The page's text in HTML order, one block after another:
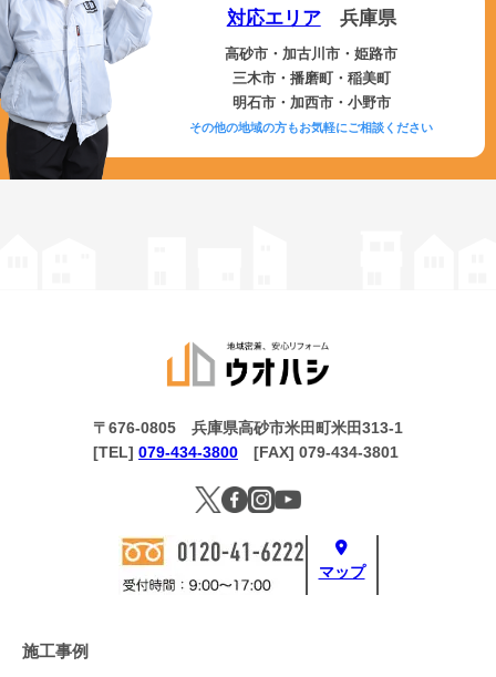
対応エリア兵庫県
高砂市・加古川市・姫路市
三木市・播磨町・稲美町
明石市・加西市・小野市
その他の地域の方もお気軽にご相談ください
マップ
〒676-0805 兵庫県高砂市米田町米田313-1
[TEL] 079-434-3800 [FAX] 079-434-3801
施工事例